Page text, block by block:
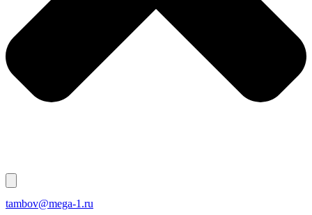
tambov@mega-1.ru